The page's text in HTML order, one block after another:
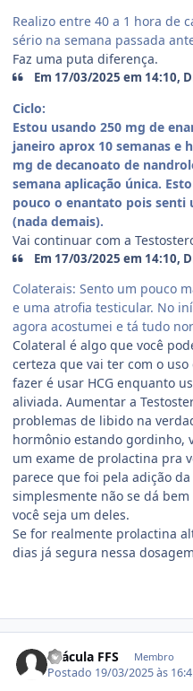
Realizo entre 40 a 1 hora de
sério na semana passada
Faz uma puta diferença.
Em 17/03/2025 em 14:10,
Ciclo:
Estou usando 250 mg de
janeiro aprox 10 semanas e
mg de decanoato de
semana aplicação única.
pouco o enantato pois senti
(nada demais).
Vai continuar com a
Em 17/03/2025 em 14:10,
Colaterais: Sento um pouco
e uma atrofia testicular. No
agora acostumei e tá tudo
Colateral é algo que você
certeza que vai ter com o
fazer é usar HCG enquanto
aliviada. Aumentar a
problemas de libido na
hormônio estando gordinho,
um exame de prolactina pra
parece que foi pela adição
simplesmente não se dá
você seja um deles.
Se for realmente prolactina
dias já segura nessa
Drácula FFS Membro
Postado 19/03/2025 às